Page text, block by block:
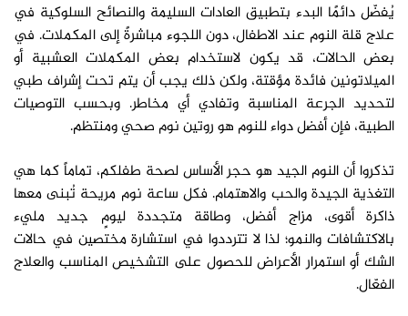
يُفضّل دائمًا البدء بتطبيق العادات السليمة والنصائح السلوكية في
علاج قلة النوم عند الاطفال، دون اللجوء مباشرةً إلى المكملات. في
بعض الحالات، قد يكون لاستخدام بعض المكملات العشبية أو
الميلاتونين فائدة مؤقتة، ولكن ذلك يجب أن يتم تحت إشراف طبي
لتحديد الجرعة المناسبة وتفادي أي مخاطر. وبحسب التوصيات
الطبية، فإن أفضل دواء للنوم هو روتين نوم صحي ومنتظم.
تذكروا أن النوم الجيد هو حجر الأساس لصحة طفلكم، تماماً كما هي
التغذية الجيدة والحب والاهتمام. فكل ساعة نوم مريحة تُبنى معها
ذاكرة أقوى، مزاج أفضل، وطاقة متجددة ليومٍ جديد مليء
بالاكتشافات والنمو؛ لذا لا تترددوا في استشارة مختصين في حالات
الشك أو استمرار الأعراض للحصول على التشخيص المناسب والعلاج
الفعّال.